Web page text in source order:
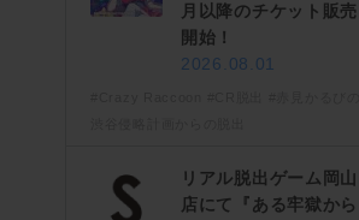
月以降のチケット販売
開始！
2026.08.01
リアル脱出ゲーム岡山
店にて『ある牢獄から